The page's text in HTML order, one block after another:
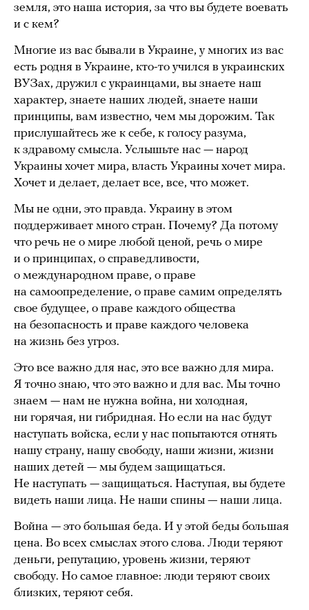
земля, это наша история, за что вы будете воевать
и с кем?
Многие из вас бывали в Украине, у многих из вас
есть родня в Украине, кто-то учился в украинских
ВУЗах, дружил с украинцами, вы знаете наш
характер, знаете наших людей, знаете наши
принципы, вам известно, чем мы дорожим. Так
прислушайтесь же к себе, к голосу разума,
к здравому смысла. Услышьте нас — народ
Украины хочет мира, власть Украины хочет мира.
Хочет и делает, делает все, все, что может.
Мы не одни, это правда. Украину в этом
поддерживает много стран. Почему? Да потому
что речь не о мире любой ценой, речь о мире
и о принципах, о справедливости,
о международном праве, о праве
на самоопределение, о праве самим определять
свое будущее, о праве каждого общества
на безопасность и праве каждого человека
на жизнь без угроз.
Это все важно для нас, это все важно для мира.
Я точно знаю, что это важно и для вас. Мы точно
знаем — нам не нужна война, ни холодная,
ни горячая, ни гибридная. Но если на нас будут
наступать войска, если у нас попытаются отнять
нашу страну, нашу свободу, наши жизни, жизни
наших детей — мы будем защищаться.
Не наступать — защищаться. Наступая, вы будете
видеть наши лица. Не наши спины — наши лица.
Война — это большая беда. И у этой беды большая
цена. Во всех смыслах этого слова. Люди теряют
деньги, репутацию, уровень жизни, теряют
свободу. Но самое главное: люди теряют своих
близких, теряют себя.